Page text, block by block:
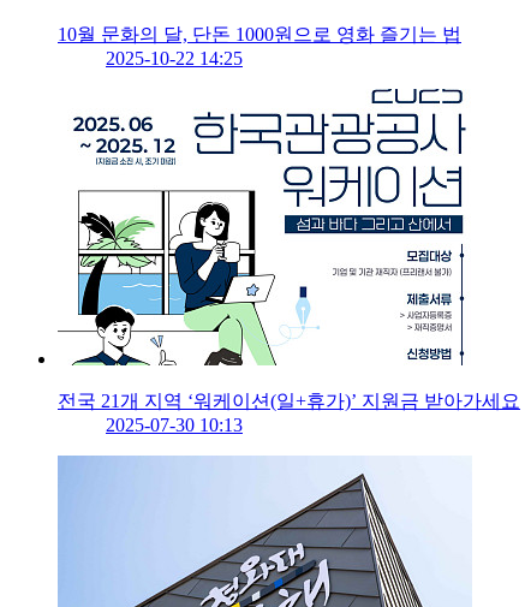
10월 문화의 달, 단돈 1000원으로 영화 즐기는 법
2025-10-22 14:25
전국 21개 지역 ‘워케이션(일+휴가)’ 지원금 받아가세요
2025-07-30 10:13